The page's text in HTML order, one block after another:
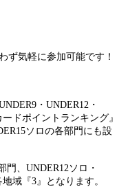
ず気軽に参加可能です！
・UNDER12・
ドポイントランキング』
ソロの各部門にも設
門、UNDER12ソロ・
地域 『3』となります。